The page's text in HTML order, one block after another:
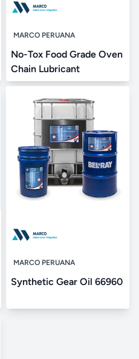
MARCO PERUANA
No-Tox Food Grade Oven
Chain Lubricant
MARCO PERUANA
Synthetic Gear Oil 66960